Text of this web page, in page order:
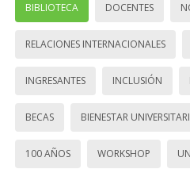
BIBLIOTECA DOCENTES
RELACIONES INTERNACIONALES
INGRESANTES INCLUSIÓN
BECAS BIENESTAR
100 AÑOS WORKSHOP